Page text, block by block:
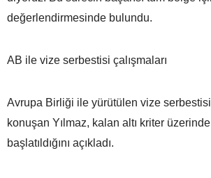
değerlendirmesinde bulundu.
AB ile vize serbestisi çalışmaları
Avrupa Birliği ile yürütülen vize
konuşan Yılmaz, kalan altı kriter üzerinde
başlatıldığını açıkladı.